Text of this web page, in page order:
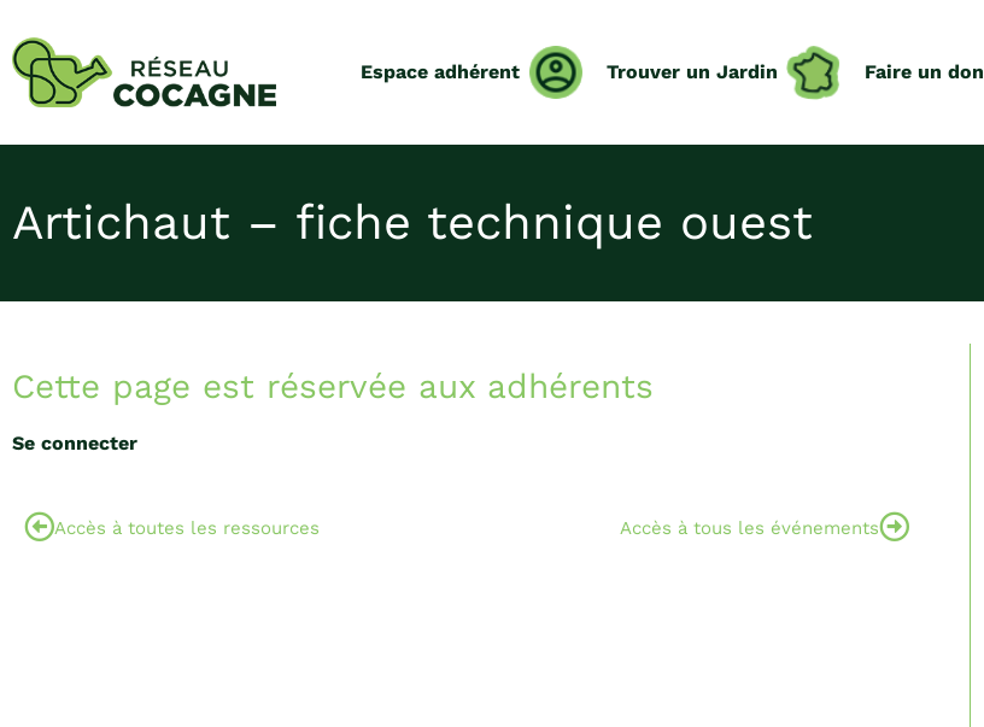
Espace adhérent Trouver un Jardin Faire un don
Artichaut – fiche technique ouest
Cette page est réservée aux adhérents
Se connecter
Accès à toutes les ressources Accès à tous les événements